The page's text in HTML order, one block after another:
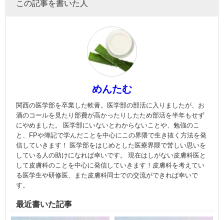
この記事を書いた人
めんたむ
関西の医学部を卒業した軟膏。医学部の部活に入りましたが、お
酒のコールを見たり部費が高かったりしたため部活を半年もせず
にやめました。 医学部にいないとわからないことや、勉強のこ
と、FPや簿記で学んだことを中心にこの界隈で生き抜く方法を発
信していきます！ 医学部をはじめとした医療界隈で苦しい思いを
している人の助けになれば幸いです。 現在はしがない皮膚科医と
して皮膚科のことを中心に発信していきます！皮膚科を考えてい
る医学生や研修医、また皮膚科同士での交流ができれば幸いで
す。
最近書いた記事